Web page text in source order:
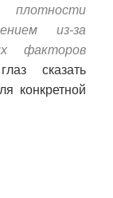
плотности
из-за
факторов
сказать
конкретной